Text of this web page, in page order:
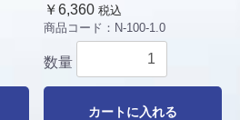
￥6,360 税込
商品コード： N-100-1.0
数量
カートに入れる